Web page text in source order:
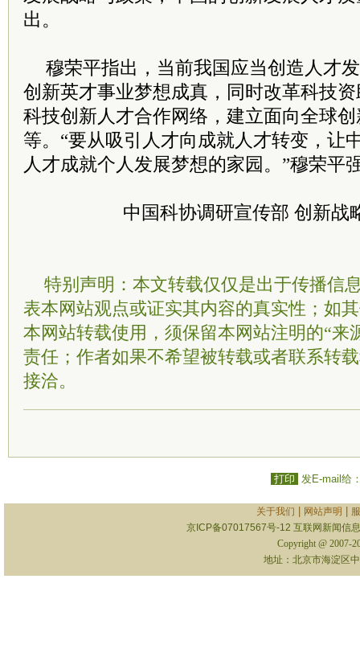
出。
穆荣平指出，当前我国应当创造人才
创新英才事业梦想成真，同时改革科技
科技创新人才合作网络，建立面向全球
等。“要从吸引人才向成就人才转变，让
人才成就个人发展梦想的家园。”穆荣平
中国科协调研宣传部 创新战
特别声明：本文转载仅仅是出于传播信
表本网站观点或证实其内容的真实性；如
本网站转载使用，须保留本网站注明的“来
责任；作者如果不希望被转载或者联系转
接洽。
打印 发E-mail给
关于我们 网站声明
京ICP备07017567号-12 互联网新闻信
Copyright @ 2007-
地址：北京市海淀区